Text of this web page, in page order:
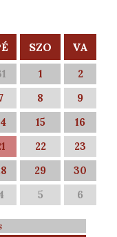
SZO VA
1
2
8
9
15
16
22
23
29
30
5 6